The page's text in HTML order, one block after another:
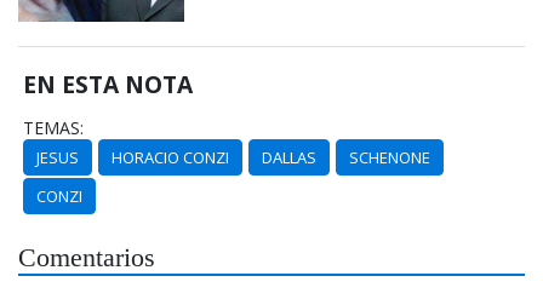
EN ESTA NOTA
TEMAS:
JESUS HORACIO CONZI DALLAS
SCHENONE
CONZI
Comentarios